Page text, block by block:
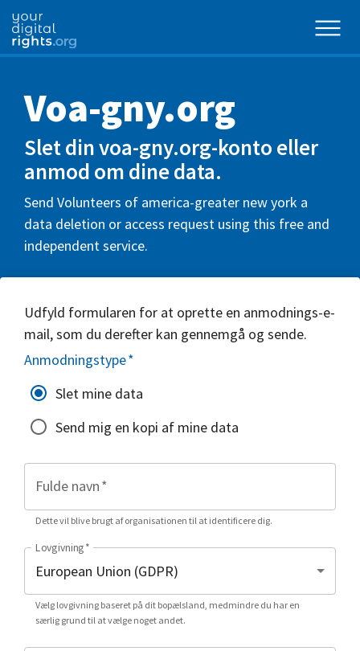
Voa-gny.org
Slet din voa-gny.org-konto eller
anmod om dine data.
Send Volunteers of america-greater new york a
data deletion or access request using this free and
independent service.
Udfyld formularen for at oprette en anmodnings-e-
mail, som du derefter kan gennemgå og sende.
Anmodningstype*
Slet mine data
Send mig en kopi af mine data
Fulde navn*
Dette vil blive brugt af organisationen til at identificere dig.
Lovgivning*
Vælg lovgivning baseret på dit bopælsland, medmindre du har en
særlig grund til at vælge noget andet.